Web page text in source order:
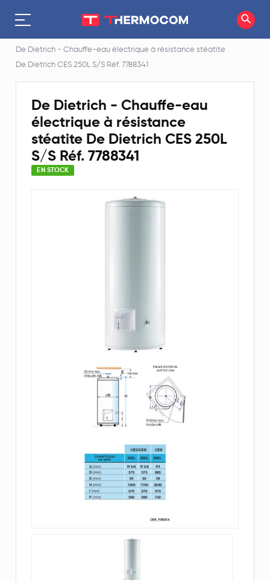
De Dietrich - Chauffe-eau électrique à résistance stéatite
De Dietrich CES 250L S/S Réf. 7788341
De Dietrich - Chauffe-eau
électrique à résistance
stéatite De Dietrich CES 250L
S/S Réf. 7788341
EN STOCK